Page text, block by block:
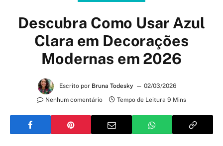
Descubra Como Usar Azul
Clara em Decorações
Modernas em 2026
Escrito por Bruna Todesky
02/03/2026
Nenhum comentário
Tempo de Leitura 9 Mins